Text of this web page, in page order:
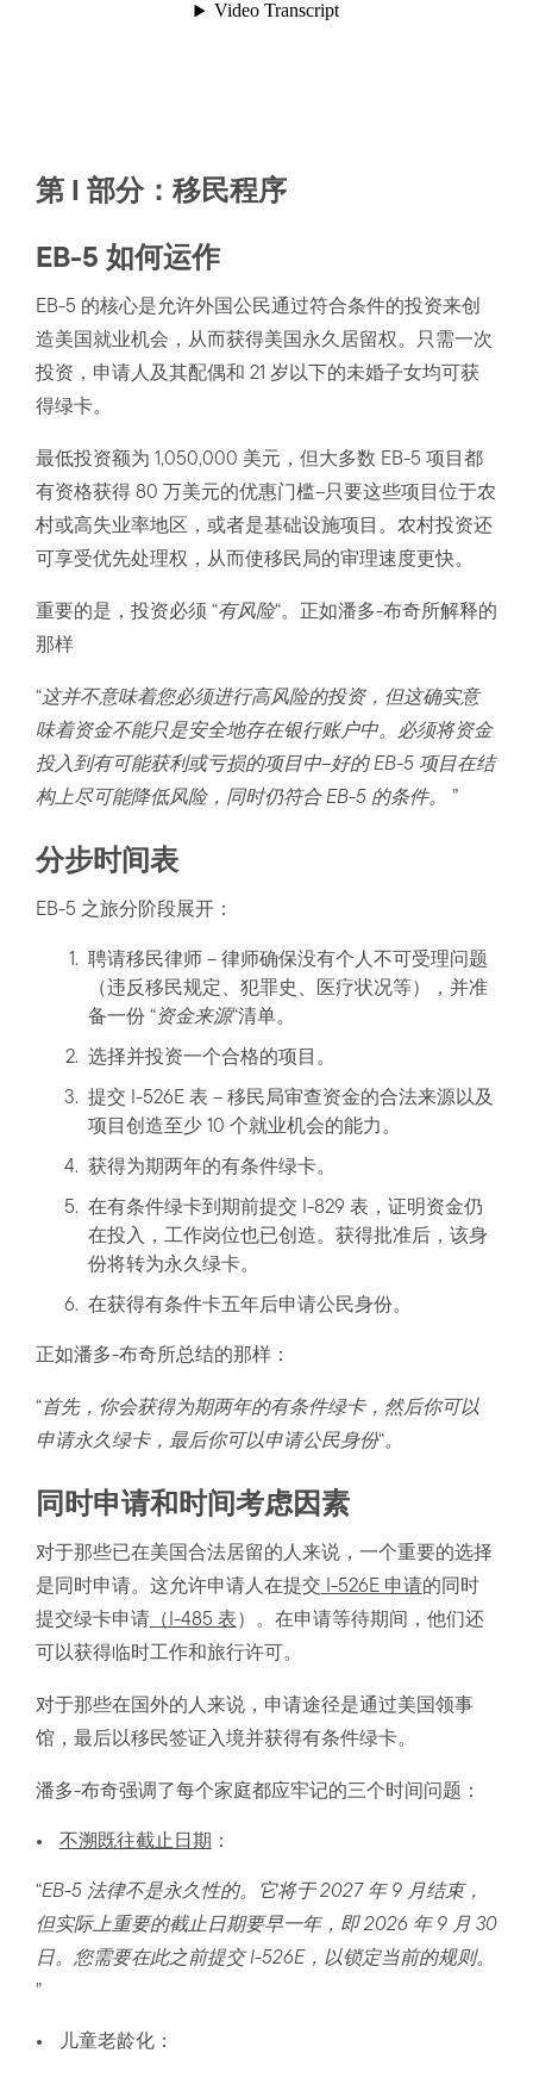
第 I 部分：移民程序
EB-5 如何运作
EB-5 的核心是允许外国公民通过符合条件的投资来创
造美国就业机会，从而获得美国永久居留权。只需一次
投资，申请人及其配偶和 21 岁以下的未婚子女均可获
得绿卡。
最低投资额为 1,050,000 美元，但大多数 EB-5 项目都
有资格获得 80 万美元的优惠门槛–只要这些项目位于农
村或高失业率地区，或者是基础设施项目。农村投资还
可享受优先处理权，从而使移民局的审理速度更快。
重要的是，投资必须 “有风险“。正如潘多-布奇所解释的
那样
“这并不意味着您必须进行高风险的投资，但这确实意
味着资金不能只是安全地存在银行账户中。必须将资金
投入到有可能获利或亏损的项目中–好的 EB-5 项目在结
构上尽可能降低风险，同时仍符合 EB-5 的条件。 ”
分步时间表
EB-5 之旅分阶段展开：
聘请移民律师 – 律师确保没有个人不可受理问题
（违反移民规定、犯罪史、医疗状况等），并准
备一份 “资金来源“清单。
选择并投资一个合格的项目。
提交 I-526E 表 – 移民局审查资金的合法来源以及
项目创造至少 10 个就业机会的能力。
获得为期两年的有条件绿卡。
在有条件绿卡到期前提交 I-829 表，证明资金仍
在投入，工作岗位也已创造。获得批准后，该身
份将转为永久绿卡。
在获得有条件卡五年后申请公民身份。
正如潘多-布奇所总结的那样：
“首先，你会获得为期两年的有条件绿卡，然后你可以
申请永久绿卡，最后你可以申请公民身份“。
同时申请和时间考虑因素
对于那些已在美国合法居留的人来说，一个重要的选择
是同时申请。这允许申请人在提交 I-526E 申请的同时
提交绿卡申请（I-485 表 ）。在申请等待期间，他们还
可以获得临时工作和旅行许可。
对于那些在国外的人来说，申请途径是通过美国领事
馆，最后以移民签证入境并获得有条件绿卡。
潘多-布奇强调了每个家庭都应牢记的三个时间问题：
不溯既往截止日期 ：
“EB-5 法律不是永久性的。它将于 2027 年 9 月结束，
但实际上重要的截止日期要早一年，即 2026 年 9 月 30
日。您需要在此之前提交 I-526E，以锁定当前的规则。
”
儿童老龄化：